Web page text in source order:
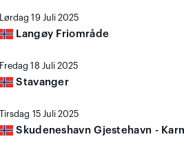
Lørdag 19 Juli 2025
Langøy Friområde
Fredag 18 Juli 2025
Stavanger
Tirsdag 15 Juli 2025
Skudeneshavn Gjestehavn -